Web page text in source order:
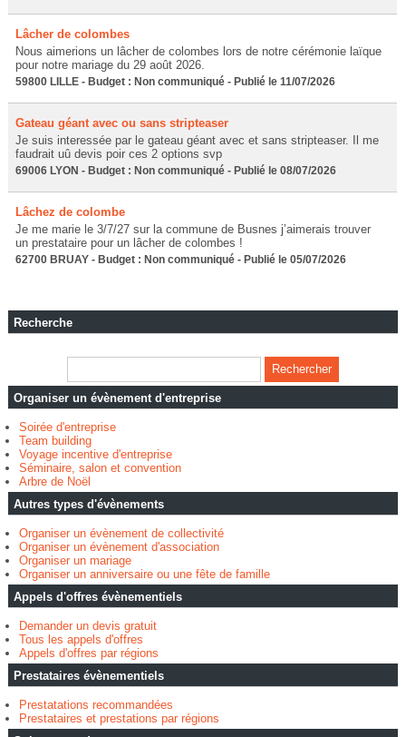
Lâcher de colombes
Nous aimerions un lâcher de colombes lors de notre cérémonie laïque
pour notre mariage du 29 août 2026.
59800 LILLE - Budget : Non communiqué - Publié le 11/07/2026
Gateau géant avec ou sans stripteaser
Je suis interessée par le gateau géant avec et sans stripteaser. Il me
faudrait uû devis poir ces 2 options svp
69006 LYON - Budget : Non communiqué - Publié le 08/07/2026
Lâchez de colombe
Je me marie le 3/7/27 sur la commune de Busnes j’aimerais trouver
un prestataire pour un lâcher de colombes !
62700 BRUAY - Budget : Non communiqué - Publié le 05/07/2026
Recherche
Organiser un évènement d'entreprise
Soirée d'entreprise
Team building
Voyage incentive d'entreprise
Séminaire, salon et convention
Arbre de Noël
Autres types d'évènements
Organiser un évènement de collectivité
Organiser un évènement d'association
Organiser un mariage
Organiser un anniversaire ou une fête de famille
Appels d'offres évènementiels
Demander un devis gratuit
Tous les appels d'offres
Appels d'offres par régions
Prestataires évènementiels
Prestatations recommandées
Prestataires et prestations par régions